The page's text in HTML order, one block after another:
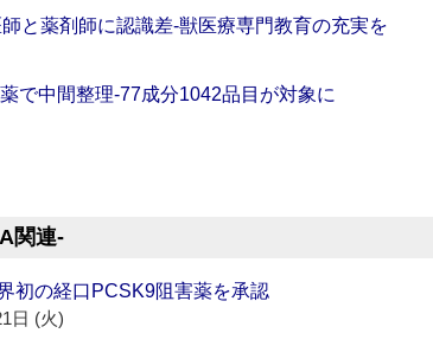
と薬剤師に認識差‐獣医療専門教育の充実を
で中間整理‐77成分1042品目が対象に
関連‐
初の経口PCSK9阻害薬を承認
日 (火)